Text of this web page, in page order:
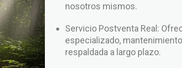
nosotros mismos.
Servicio Postventa Real:
especializado,
respaldada a largo plazo.